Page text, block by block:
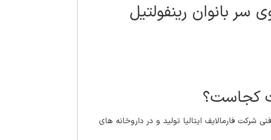
سر بانوان رینفولتیل
کجاست؟
فارمالایف ایتالیا تولید و در داروخانه های